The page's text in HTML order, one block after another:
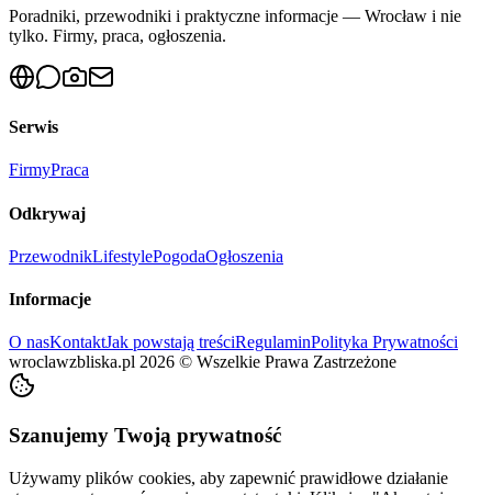
Poradniki, przewodniki i praktyczne informacje — Wrocław i nie
tylko. Firmy, praca, ogłoszenia.
Serwis
FirmyPraca
Odkrywaj
PrzewodnikLifestylePogodaOgłoszenia
Informacje
O nasKontaktJak powstają treściRegulaminPolityka Prywatności
wroclawzbliska.pl 2026 © Wszelkie Prawa Zastrzeżone
Szanujemy Twoją prywatność
Używamy plików cookies, aby zapewnić prawidłowe działanie